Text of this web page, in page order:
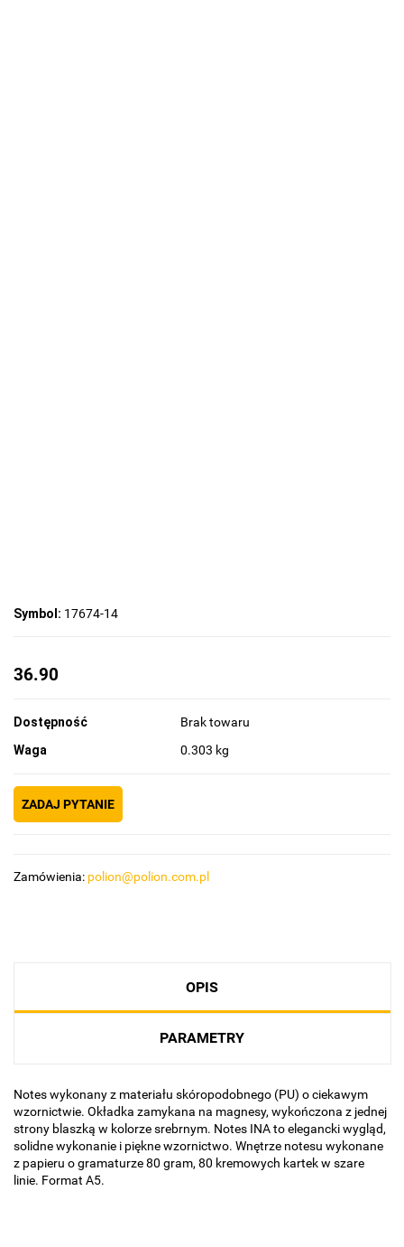
Symbol: 17674-14
36.90
Dostępność
Brak towaru
Waga
0.303 kg
ZADAJ PYTANIE
Zamówienia: polion@polion.com.pl
OPIS
PARAMETRY
Notes wykonany z materiału skóropodobnego (PU) o ciekawym
wzornictwie. Okładka zamykana na magnesy, wykończona z jednej
strony blaszką w kolorze srebrnym. Notes INA to elegancki wygląd,
solidne wykonanie i piękne wzornictwo. Wnętrze notesu wykonane
z papieru o gramaturze 80 gram, 80 kremowych kartek w szare
linie. Format A5.